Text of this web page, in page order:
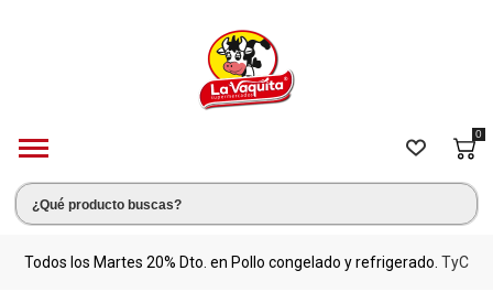
0
Todos los Martes 20% Dto. en Pollo congelado y refrigerado. TyC